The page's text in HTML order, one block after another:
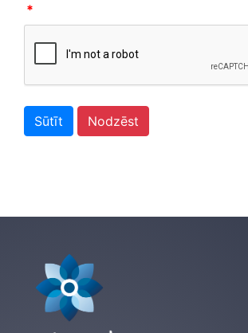
*
Sūtīt Nodzēst